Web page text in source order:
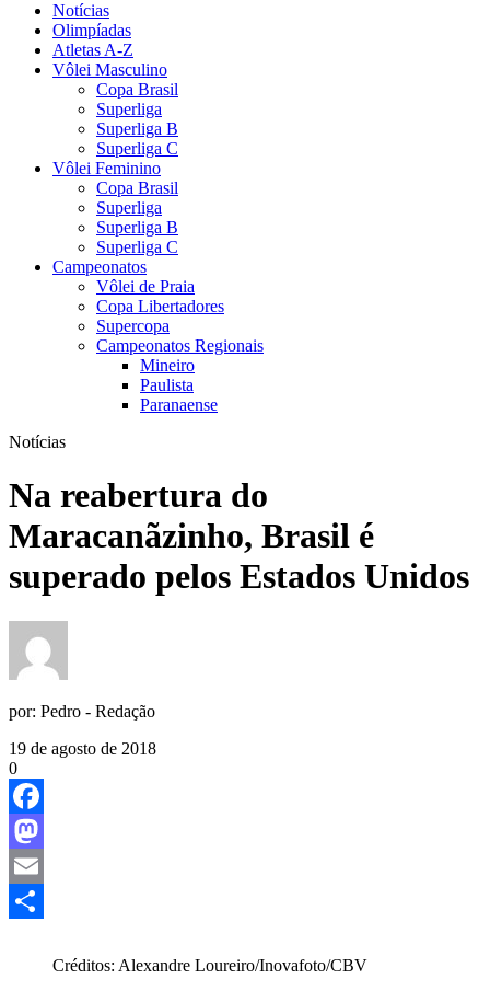
Notícias
Olimpíadas
Atletas A-Z
Vôlei Masculino
Copa Brasil
Superliga
Superliga B
Superliga C
Vôlei Feminino
Copa Brasil
Superliga
Superliga B
Superliga C
Campeonatos
Vôlei de Praia
Copa Libertadores
Supercopa
Campeonatos Regionais
Mineiro
Paulista
Paranaense
Notícias
Na reabertura do
Maracanãzinho, Brasil é
superado pelos Estados Unidos
por: Pedro - Redação
19 de agosto de 2018
0
Facebook
Mastodon
Email
Créditos: Alexandre Loureiro/Inovafoto/CBV